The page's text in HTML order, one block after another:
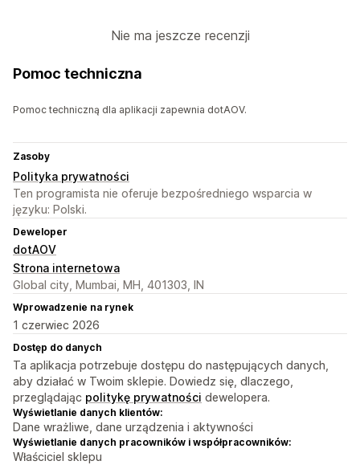
Nie ma jeszcze recenzji
Pomoc techniczna
Pomoc techniczną dla aplikacji zapewnia dotAOV.
Zasoby
Polityka prywatności
Ten programista nie oferuje bezpośredniego wsparcia w
języku: Polski.
Deweloper
dotAOV
Strona internetowa
Global city, Mumbai, MH, 401303, IN
Wprowadzenie na rynek
1 czerwiec 2026
Dostęp do danych
Ta aplikacja potrzebuje dostępu do następujących danych,
aby działać w Twoim sklepie. Dowiedz się, dlaczego,
przeglądając politykę prywatności dewelopera.
Wyświetlanie danych klientów:
Dane wrażliwe, dane urządzenia i aktywności
Wyświetlanie danych pracowników i współpracowników:
Właściciel sklepu